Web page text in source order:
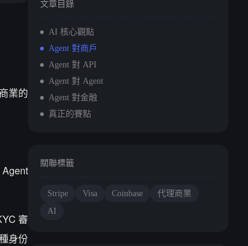
業的
審
身份
文章目錄
AI 核心觀點
Agent 對商戶
Agent 對 API
Agent 對 Agent
Agent 對金融
真正的賽點
關聯標籤
Stripe Visa Coinbase
代理商業
AI